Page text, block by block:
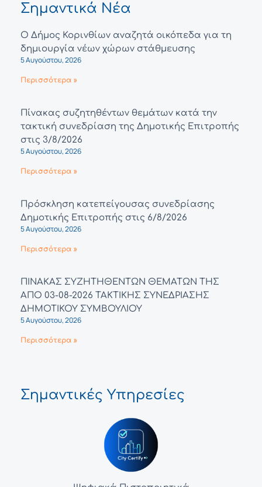
Σημαντικά Νέα
Ο Δήμος Κορινθίων αναζητά οικόπεδα για τη
δημιουργία νέων χώρων στάθμευσης
5 Αυγούστου, 2026
Περισσότερα »
Πίνακας συζητηθέντων θεμάτων κατά την
τακτική συνεδρίαση της Δημοτικής Επιτροπής
στις 3/8/2026
5 Αυγούστου, 2026
Περισσότερα »
Πρόσκληση κατεπείγουσας συνεδρίασης
Δημοτικής Επιτροπής στις 6/8/2026
5 Αυγούστου, 2026
Περισσότερα »
ΠΙΝΑΚΑΣ ΣΥΖΗΤΗΘΕΝΤΩΝ ΘΕΜΑΤΩΝ ΤΗΣ
ΑΠΟ 03-08-2026 ΤΑΚΤΙΚΗΣ ΣΥΝΕΔΡΙΑΣΗΣ
ΔΗΜΟΤΙΚΟΥ ΣΥΜΒΟΥΛΙΟΥ
5 Αυγούστου, 2026
Περισσότερα »
Σημαντικές Υπηρεσίες